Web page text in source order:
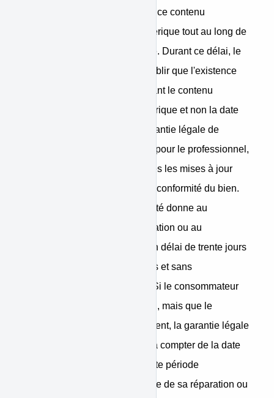
cette dernière est applicable à ce contenu
numérique ou ce service numérique tout au long de
la période de fourniture prévue. Durant ce délai, le
consommateur n'est tenu d'établir que l'existence
du défaut de conformité affectant le contenu
numérique ou le service numérique et non la date
d'apparition de celui-ci. La garantie légale de
conformité emporte obligation pour le professionnel,
le cas échéant, de fournir toutes les mises à jour
nécessaires au maintien de la conformité du bien.
La garantie légale de conformité donne au
consommateur droit à la réparation ou au
remplacement du bien dans un délai de trente jours
suivant sa demande, sans frais et sans
inconvénient majeur pour lui. Si le consommateur
demande la réparation du bien, mais que le
vendeur impose le remplacement, la garantie légale
de conformité est renouvelée à compter de la date
de remplacement du bien. Toute période
d'immobilisation du bien en vue de sa réparation ou